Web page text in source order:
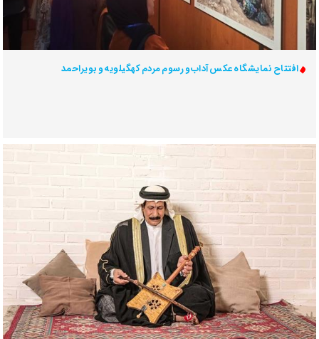
افتتاح نمایشگاه عکس آداب و رسوم مردم کهگیلویه و بویراحمد